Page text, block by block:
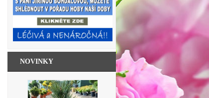
NOVINKY